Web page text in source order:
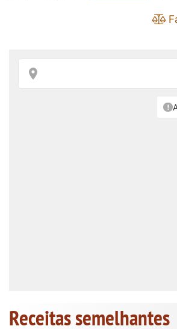
Receitas semelhantes